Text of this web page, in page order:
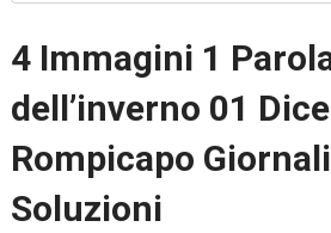
4 Immagini 1
dell’inverno 01
Rompicapo
Soluzioni